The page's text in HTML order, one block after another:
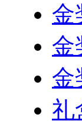
金
金
金
礼